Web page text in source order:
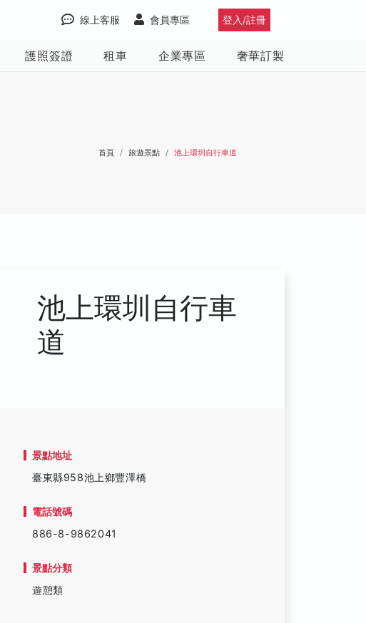
登入/註冊
會員專區
線上客服
護照簽證 租車 企業專區 奢華訂製
首頁 旅遊景點 池上環圳自行車道
池上環圳自行車
道
景點地址
臺東縣958池上鄉豐澤橋
電話號碼
886-8-9862041
景點分類
遊憩類